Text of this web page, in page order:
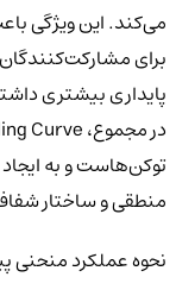
می‌کند. این ویژگی
برای مشارکت‌کنندگان
پایداری بیشتری
توکن‌هاست و به ایجاد
منطقی و ساختار
نحوه عملکرد منحنی